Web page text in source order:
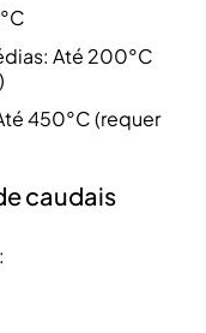
Até 200°C
450°C (requer
caudais